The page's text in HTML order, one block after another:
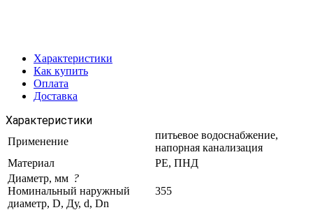
Характеристики
Как купить
Оплата
Доставка
Характеристики
Применение
питьевое водоснабжение,
напорная канализация
Материал
PE, ПНД
Диаметр, мм ?
Номинальный наружный
диаметр, D, Ду, d, Dn
355